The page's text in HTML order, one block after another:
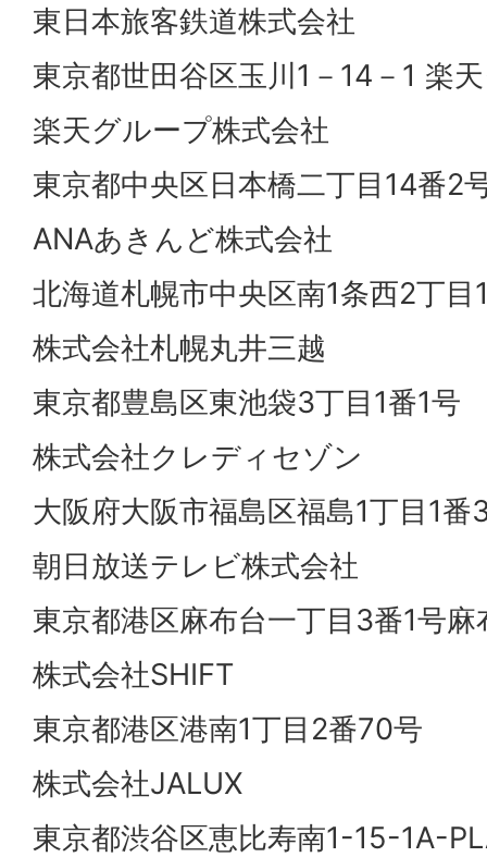
東日本旅客鉄道株式会社
東京都世田谷区玉川1－14－1 楽
楽天グループ株式会社
東京都中央区日本橋二丁目14番2
ANAあきんど株式会社
北海道札幌市中央区南1条西2丁目
株式会社札幌丸井三越
東京都豊島区東池袋3丁目1番1号
株式会社クレディセゾン
大阪府大阪市福島区福島1丁目1番
朝日放送テレビ株式会社
東京都港区麻布台一丁目3番1号
株式会社SHIFT
東京都港区港南1丁目2番70号
株式会社JALUX
東京都渋谷区恵比寿南1-15-1A-